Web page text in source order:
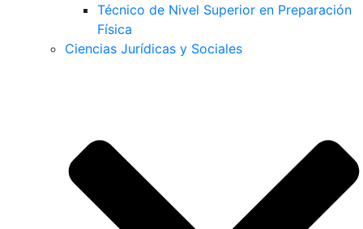
Técnico de Nivel Superior en Preparación
Física
Ciencias Jurídicas y Sociales